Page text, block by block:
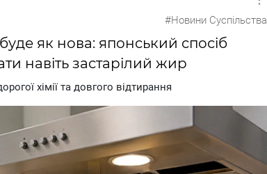
#Новини Суспільства
як нова: японський спосіб
навіть застарілий жир
xiмiї тa дoвгoгo вiдтиpaння